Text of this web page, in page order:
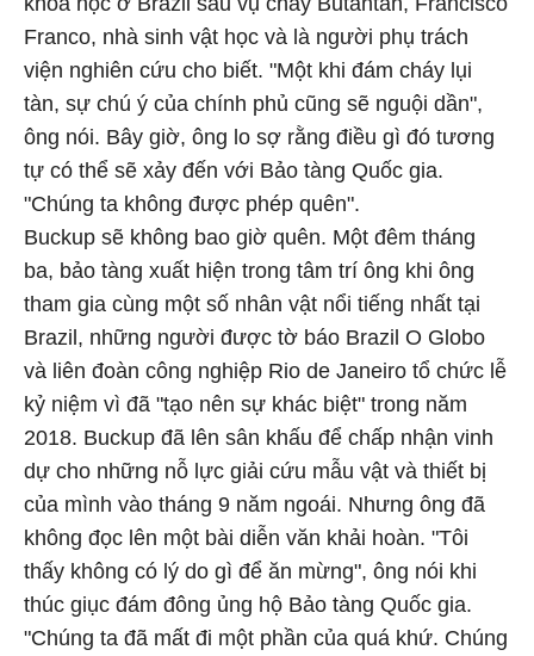
Franco, nhà sinh vật học và là người phụ trách
viện nghiên cứu cho biết. "Một khi đám cháy lụi
tàn, sự chú ý của chính phủ cũng sẽ nguội dần",
ông nói. Bây giờ, ông lo sợ rằng điều gì đó tương
tự có thể sẽ xảy đến với Bảo tàng Quốc gia.
"Chúng ta không được phép quên".
Buckup sẽ không bao giờ quên. Một đêm tháng
ba, bảo tàng xuất hiện trong tâm trí ông khi ông
tham gia cùng một số nhân vật nổi tiếng nhất tại
Brazil, những người được tờ báo Brazil O Globo
và liên đoàn công nghiệp Rio de Janeiro tổ chức lễ
kỷ niệm vì đã "tạo nên sự khác biệt" trong năm
2018. Buckup đã lên sân khấu để chấp nhận vinh
dự cho những nỗ lực giải cứu mẫu vật và thiết bị
của mình vào tháng 9 năm ngoái. Nhưng ông đã
không đọc lên một bài diễn văn khải hoàn. "Tôi
thấy không có lý do gì để ăn mừng", ông nói khi
thúc giục đám đông ủng hộ Bảo tàng Quốc gia.
"Chúng ta đã mất đi một phần của quá khứ. Chúng